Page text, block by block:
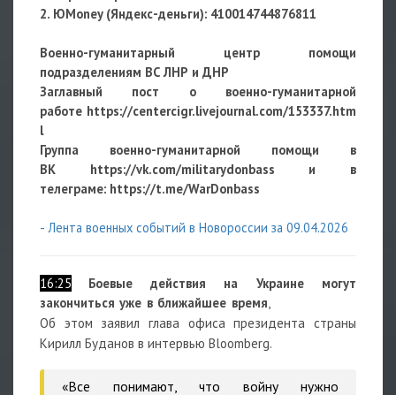
2. ЮMoney (Яндекс-деньги): 410014744876811
Военно-гуманитарный центр помощи
подразделениям ВС ЛНР и ДНР
Заглавный пост о военно-гуманитарной
работе https://centercigr.livejournal.com/153337.htm
l
Группа военно-гуманитарной помощи в
ВК https://vk.com/militarydonbass и в
телеграме: https://t.me/WarDonbass
- Лента военных событий в Новороссии за 09.04.2026
16:25
Боевые действия на Украине могут
закончиться уже в ближайшее время
Об этом заявил глава офиса президента страны
Кирилл Буданов в интервью Bloomberg.
«Все понимают, что войну нужно